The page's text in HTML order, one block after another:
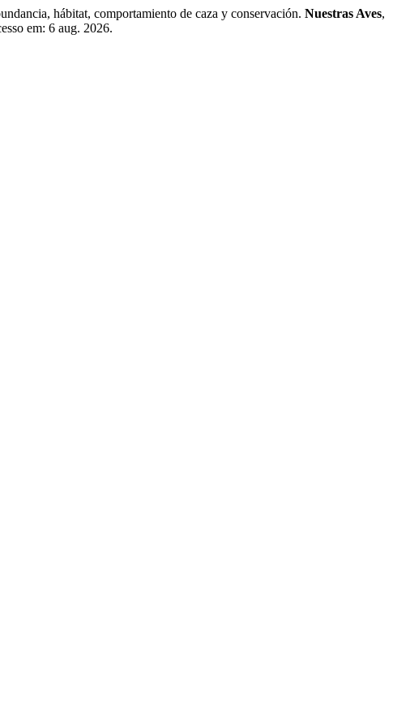
hábitat, comportamiento de caza y conservación. Nuestras Aves,
em: 6 aug. 2026.